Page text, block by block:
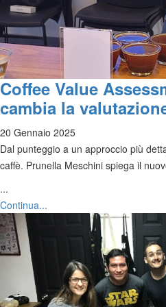
Coffee Value
cambia la
20 Gennaio 2025
Dal punteggio a un approccio più
caffè. Prunella Meschini spiega il
...
Continua...